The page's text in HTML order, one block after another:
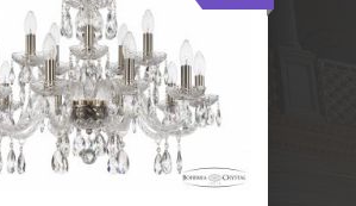
Тип: Стеклянный рожок
Цвет арматуры: Патина/
Кол-во ламп: 15
Диаметр: 70 см